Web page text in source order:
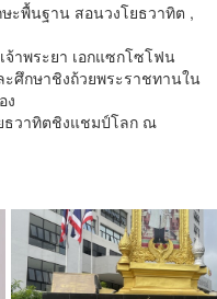
ะพื้นฐาน สอนวงโยธวาทิต ,
าพระยา เอกแซกโซโฟน
ศึกษาชิงถ้วยพระราชทานใน
ง
ธวาทิตชิงแชมป์โลก ณ